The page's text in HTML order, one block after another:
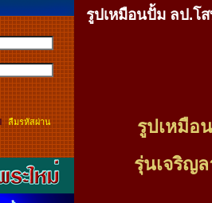
ลืมรหัสผ่าน
รูปเหมือนปั้ม ลป.โ
รูปเหมือ
รุ่นเจริญ